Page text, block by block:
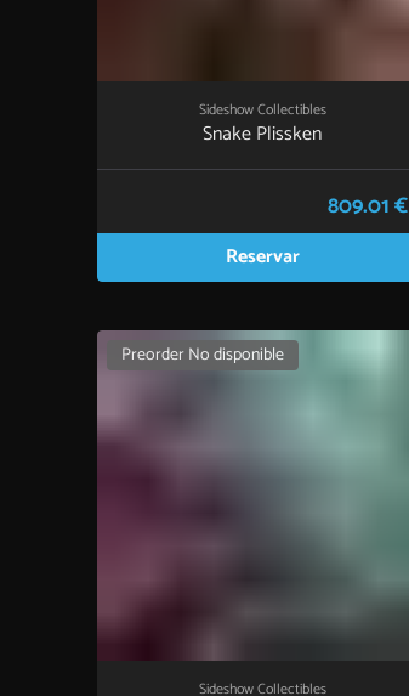
Sideshow Collectibles
Snake Plissken
809.01 €
Reservar
Preorder No disponible
Sideshow Collectibles